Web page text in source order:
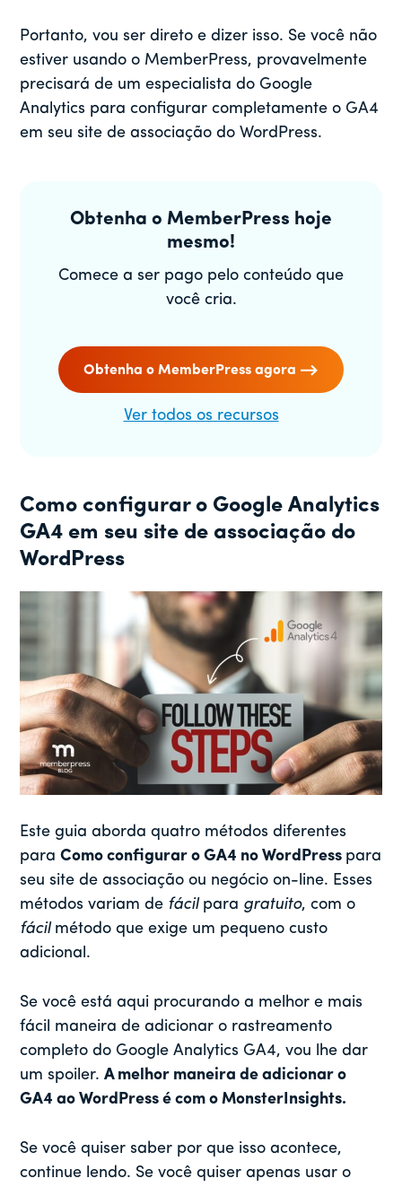
Portanto, vou ser direto e dizer isso. Se você não
estiver usando o MemberPress, provavelmente
precisará de um especialista do Google
Analytics para configurar completamente o GA4
em seu site de associação do WordPress.
Obtenha o MemberPress hoje
mesmo!
Comece a ser pago pelo conteúdo que
você cria.
Obtenha o MemberPress agora
Ver todos os recursos
Como configurar o Google Analytics
GA4 em seu site de associação do
WordPress
Este guia aborda quatro métodos diferentes
paraComo configurar o GA4 no WordPress para
seu site de associação ou negócio on-line. Esses
métodos variam de fácil para gratuito, com o
fácil método que exige um pequeno custo
adicional.
Se você está aqui procurando a melhor e mais
fácil maneira de adicionar o rastreamento
completo do Google Analytics GA4, vou lhe dar
um spoiler.A melhor maneira de adicionar o
GA4 ao WordPress é com o MonsterInsights.
Se você quiser saber por que isso acontece,
continue lendo. Se você quiser apenas usar o